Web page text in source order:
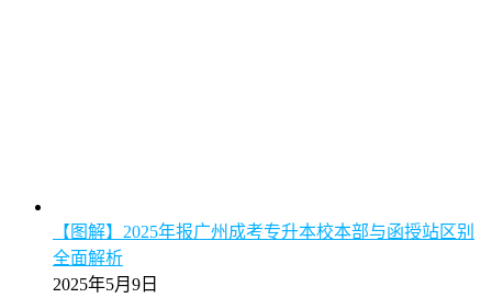
【图解】2025年报广州成考专升本校本部与函授站区别
全面解析
2025年5月9日